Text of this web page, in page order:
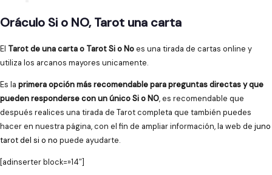
Oráculo Si o NO, Tarot una carta
El Tarot de una carta o Tarot Si o Noes una tirada de cartas online y
utiliza los arcanos mayores unicamente.
Es la primera opción más recomendable para preguntas directas y que
pueden responderse con un único Si o NO, es recomendable que
después realices una tirada de Tarot completa que también puedes
hacer en nuestra página, con el fin de ampliar información, la web de juno
tarot del si o no puede ayudarte.
[adinserter block=»14″]